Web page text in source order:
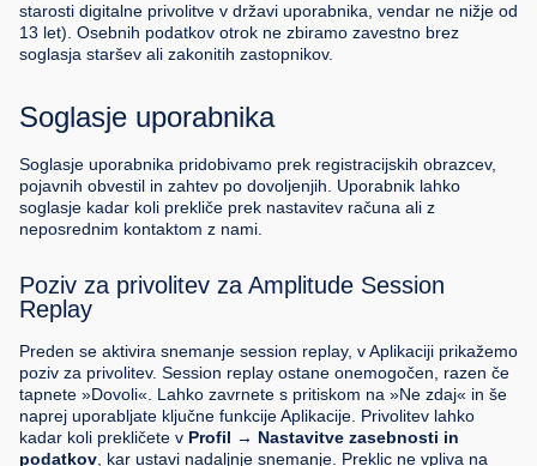
starosti digitalne privolitve v državi uporabnika, vendar ne nižje od
13 let). Osebnih podatkov otrok ne zbiramo zavestno brez
soglasja staršev ali zakonitih zastopnikov.
Soglasje uporabnika
Soglasje uporabnika pridobivamo prek registracijskih obrazcev,
pojavnih obvestil in zahtev po dovoljenjih. Uporabnik lahko
soglasje kadar koli prekliče prek nastavitev računa ali z
neposrednim kontaktom z nami.
Poziv za privolitev za Amplitude Session
Replay
Preden se aktivira snemanje session replay, v Aplikaciji prikažemo
poziv za privolitev. Session replay ostane onemogočen, razen če
tapnete »Dovoli«. Lahko zavrnete s pritiskom na »Ne zdaj« in še
naprej uporabljate ključne funkcije Aplikacije. Privolitev lahko
kadar koli prekličete v Profil → Nastavitve zasebnosti in
podatkov , kar ustavi nadaljnje snemanje. Preklic ne vpliva na